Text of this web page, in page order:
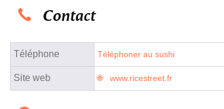
Contact
Téléphone Téléphoner au sushi
Site web www.ricestreet.fr